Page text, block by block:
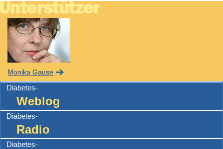
Monika Gause
Diabetes-
Weblog
Diabetes-
Radio
Diabetes-